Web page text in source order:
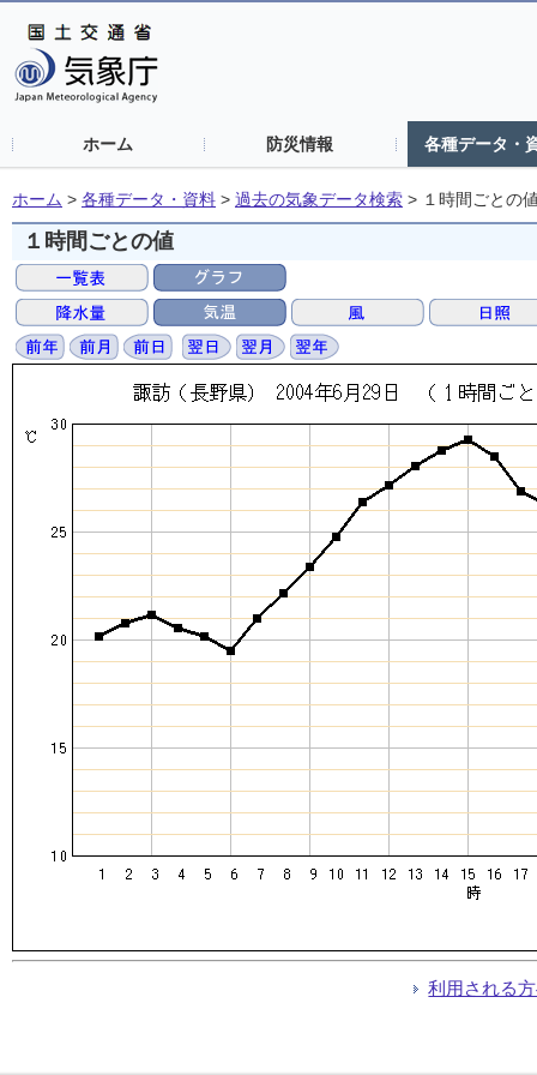
ホーム 防災情報 各種データ・
ホーム > 各種データ・資料 > 過去の気象データ検索 > １時間ごとの
１時間ごとの値
利用される